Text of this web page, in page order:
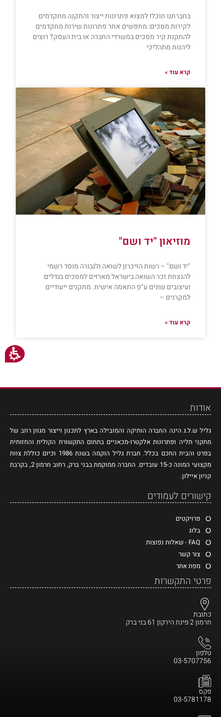
בחברתנו תוכלו למצוא פתרונות ייצור והתקנה מתקדמים
לקירות מסכים: מחפשים אחר פתרונות שירות מתקדמים
להתקנת קיר מסכים במשרדי החברה או בית העסק? רוצים
ליהנות מתהליכי
קרא עוד »
מוזיאון "יד ושם"
"יד ושם" – רשות הזיכרון לשואה ולגבורה מוסד רשמי
להנצחת זכר השואה בישראל מארזים למסכים בגדלים
ועיצובים שונים ע"פ התאמה אישית. מתקנים ייעודיים
למקרנים –
קרא עוד »
אודות
גליל ש.ל.ג הינה החברה הותיקה והמובילה בארץ לתכנון וייצור מגוון רחב של
מתקני תליה ופתרונות אלקטרו-מכאניים בתחום התקשורת הקולית והחזותית
בפרט והבית החכם בכלל. חברת גליל הוקמה בשנת 1986 וכיום כוללת צוות
מקצועי המונה כ-15 עובדים. החברה ממוקמת בבני ברק, רחוב חרמון 2, בקרבת
קניון איילון.
קישורים לעמודים
פרויקטים
בלוג
FAQ - שאלות נפוצות
צור קשר
מפת אתר
פרטי התקשרות
כתובת
חרמון 2 פינת הירקון 61 בני ברק
טלפון
03-5707756
פקס
03-5781178